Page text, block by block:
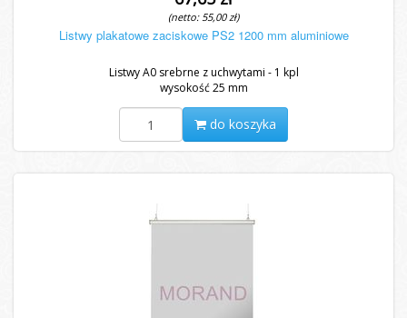
(netto: 55,00 zł)
Listwy plakatowe zaciskowe PS2 1200 mm aluminiowe
Listwy A0 srebrne z uchwytami - 1 kpl
wysokość 25 mm
do koszyka